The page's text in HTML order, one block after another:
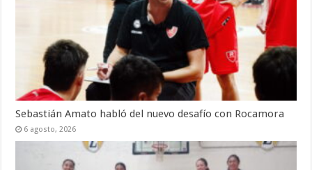
Sebastián Amato habló del nuevo desafío con Rocamora
6 agosto, 2026